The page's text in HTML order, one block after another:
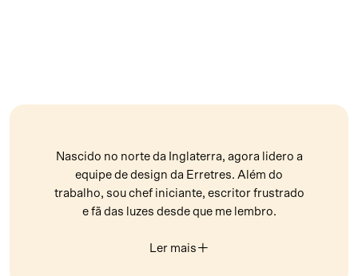
Nascido no norte da Inglaterra, agora lidero a
equipe de design da Erretres. Além do
trabalho, sou chef iniciante, escritor frustrado
e fã das luzes desde que me lembro.
Com este novo site, busco me afastar de um
Ler mais ︎